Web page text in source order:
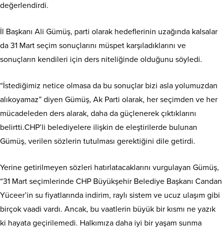
değerlendirdi.
İl Başkanı Ali Gümüş, parti olarak hedeflerinin uzağında kalsalar
da 31 Mart seçim sonuçlarını müspet karşıladıklarını ve
sonuçların kendileri için ders niteliğinde olduğunu söyledi.
“İstediğimiz netice olmasa da bu sonuçlar bizi asla yolumuzdan
alıkoyamaz” diyen Gümüş, Ak Parti olarak, her seçimden ve her
mücadeleden ders alarak, daha da güçlenerek çıktıklarını
belirtti.CHP’li belediyelere ilişkin de eleştirilerde bulunan
Gümüş, verilen sözlerin tutulması gerektiğini dile getirdi.
Yerine getirilmeyen sözleri hatırlatacaklarını vurgulayan Gümüş,
“31 Mart seçimlerinde CHP Büyükşehir Belediye Başkanı Candan
Yüceer’in su fiyatlarında indirim, raylı sistem ve ucuz ulaşım gibi
birçok vaadi vardı. Ancak, bu vaatlerin büyük bir kısmı ne yazık
ki hayata geçirilemedi. Halkımıza daha iyi bir yaşam sunma